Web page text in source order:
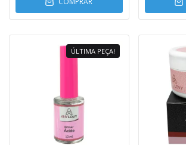
ÚLTIMA PEÇA!